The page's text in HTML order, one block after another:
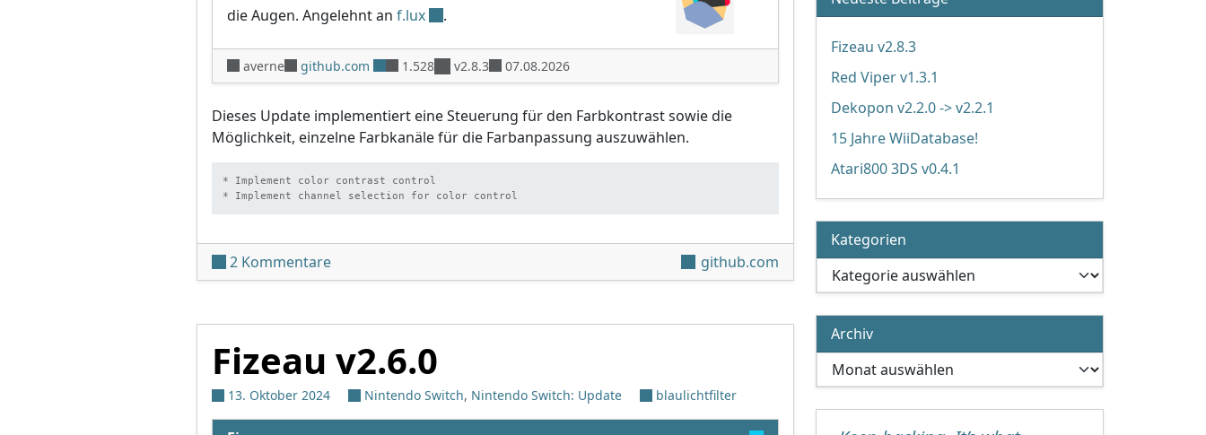
die Augen. Angelehnt an f.lux .
averne github.com 1.528 v2.8.3 07.08.2026
Dieses Update implementiert eine Steuerung für den Farbkontrast sowie die
Möglichkeit, einzelne Farbkanäle für die Farbanpassung auszuwählen.
* Implement color contrast control
* Implement channel selection for color control
2 Kommentarezu Fizeau v2.8.0 github.com
Fizeau v2.6.0
13. Oktober 2024 Nintendo Switch, Nintendo Switch: Update blaulichtfilter
Fizeau v2.8.3
Red Viper v1.3.1
Dekopon v2.2.0 -> v2.2.1
15 Jahre WiiDatabase!
Atari800 3DS v0.4.1
Kategorien
Kategorien
Archiv
Archiv